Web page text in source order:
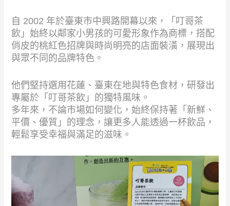
自 2002 年於臺東市中興路開幕以來，「叮哥茶
飲」始終以鄰家小男孩的可愛形象作為商標，搭配
俏皮的桃紅色招牌與時尚明亮的店面裝潢，展現出
與眾不同的品牌特色。
他們堅持選用花蓮、臺東在地與特色食材，研發出
專屬於「叮哥茶飲」的獨特風味。
多年來，不論市場如何變化，始終保持著「新鮮、
平價、優質」的理念，讓更多人能透過一杯飲品，
輕鬆享受幸福與滿足的滋味。